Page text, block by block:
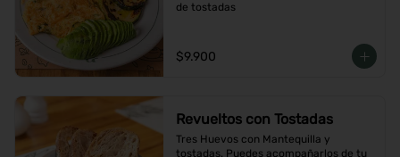
de tostadas
$9.900
Revueltos con Tostadas
Tres Huevos con Mantequilla y
tostadas. Puedes acompañarlos de tu